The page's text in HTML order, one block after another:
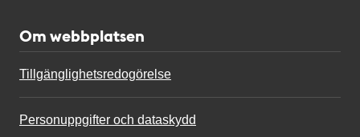
Om webbplatsen
Tillgänglighetsredogörelse
Personuppgifter och dataskydd